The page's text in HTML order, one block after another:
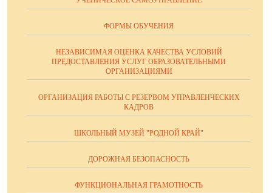
ФОРМЫ ОБУЧЕНИЯ
НЕЗАВИСИМАЯ ОЦЕНКА КАЧЕСТВА УСЛОВИЙ
ПРЕДОСТАВЛЕНИЯ УСЛУГ ОБРАЗОВАТЕЛЬНЫМИ
ОРГАНИЗАЦИЯМИ
ОРГАНИЗАЦИЯ РАБОТЫ С РЕЗЕРВОМ УПРАВЛЕНЧЕСКИХ
КАДРОВ
ШКОЛЬНЫЙ МУЗЕЙ "РОДНОЙ КРАЙ"
ДОРОЖНАЯ БЕЗОПАСНОСТЬ
ФУНКЦИОНАЛЬНАЯ ГРАМОТНОСТЬ